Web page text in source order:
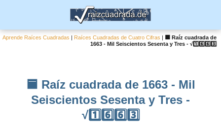
Aprende Raíces Cuadradas | Raíces Cuadradas de Cuatro Cifras |
🟦 Raíz cuadrada de
1663 - Mil Seiscientos Sesenta y Tres - √1️⃣6️⃣6️⃣3️⃣
🟦 Raíz cuadrada de 1663 - Mil
Seiscientos Sesenta y Tres -
√1️⃣6️⃣6️⃣3️⃣